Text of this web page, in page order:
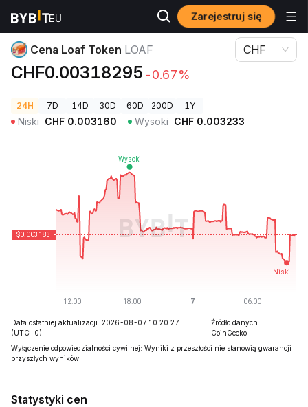
Zarejestruj się
Ceny kryptowalut Cena Loaf Token LOAF
Cena Loaf Token LOAF
CHF0.00318295 -0.67%
CHF
24H 7D 14D 30D 60D 200D 1Y
Niski CHF 0.003160 Wysoki CHF 0.003233
Data ostatniej aktualizacji: 2026-08-07 10:20:27
(UTC+0)
Źródło danych:
CoinGecko
Wyłączenie odpowiedzialności cywilnej: Wyniki z przeszłości nie stanowią gwarancji
przyszłych wyników.
Statystyki cen